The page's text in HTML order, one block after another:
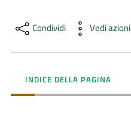
Servizi
Dedicato
Bandi
Condividi Vedi azioni
INDICE DELLA PAGINA